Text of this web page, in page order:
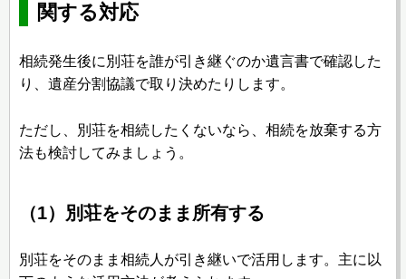
関する対応
相続発生後に別荘を誰が引き継ぐのか遺言書で確認した
り、遺産分割協議で取り決めたりします。
ただし、別荘を相続したくないなら、相続を放棄する方
法も検討してみましょう。
（1）別荘をそのまま所有する
別荘をそのまま相続人が引き継いで活用します。主に以